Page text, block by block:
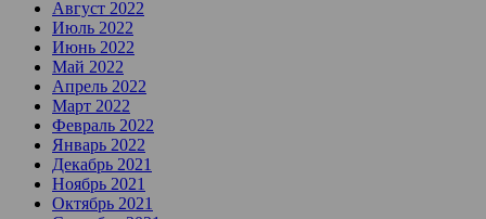
Август 2022
Июль 2022
Июнь 2022
Май 2022
Апрель 2022
Март 2022
Февраль 2022
Январь 2022
Декабрь 2021
Ноябрь 2021
Октябрь 2021